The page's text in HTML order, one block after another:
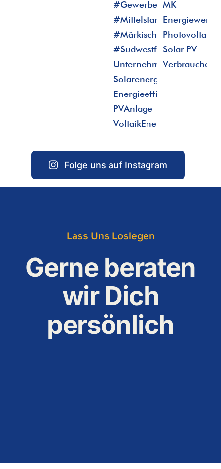
Folge uns auf Instagram
Lass Uns Loslegen
Gerne beraten
wir Dich
persönlich